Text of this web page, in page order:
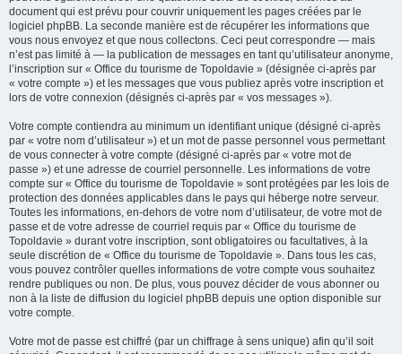
document qui est prévu pour couvrir uniquement les pages créées par le
logiciel phpBB. La seconde manière est de récupérer les informations que
vous nous envoyez et que nous collectons. Ceci peut correspondre — mais
n’est pas limité à — la publication de messages en tant qu’utilisateur anonyme,
l’inscription sur « Office du tourisme de Topoldavie » (désignée ci-après par
« votre compte ») et les messages que vous publiez après votre inscription et
lors de votre connexion (désignés ci-après par « vos messages »).
Votre compte contiendra au minimum un identifiant unique (désigné ci-après
par « votre nom d’utilisateur ») et un mot de passe personnel vous permettant
de vous connecter à votre compte (désigné ci-après par « votre mot de
passe ») et une adresse de courriel personnelle. Les informations de votre
compte sur « Office du tourisme de Topoldavie » sont protégées par les lois de
protection des données applicables dans le pays qui héberge notre serveur.
Toutes les informations, en-dehors de votre nom d’utilisateur, de votre mot de
passe et de votre adresse de courriel requis par « Office du tourisme de
Topoldavie » durant votre inscription, sont obligatoires ou facultatives, à la
seule discrétion de « Office du tourisme de Topoldavie ». Dans tous les cas,
vous pouvez contrôler quelles informations de votre compte vous souhaitez
rendre publiques ou non. De plus, vous pouvez décider de vous abonner ou
non à la liste de diffusion du logiciel phpBB depuis une option disponible sur
votre compte.
Votre mot de passe est chiffré (par un chiffrage à sens unique) afin qu’il soit